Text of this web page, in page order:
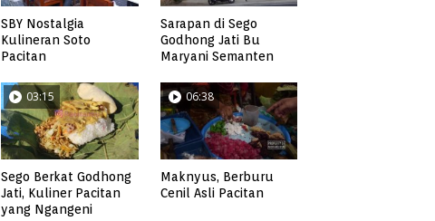
SBY Nostalgia
Kulineran Soto
Pacitan
Sarapan di Sego
Godhong Jati Bu
Maryani Semanten
03:15
Sego Berkat Godhong
Jati, Kuliner Pacitan
yang Ngangeni
06:38
Maknyus, Berburu
Cenil Asli Pacitan